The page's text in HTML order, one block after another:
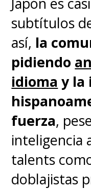
Estos son
de los
- Personaje
todo"
subtítulos
así, la
pidiendo
idioma y la
fuerza,
inteligencia
talents
doblajistas